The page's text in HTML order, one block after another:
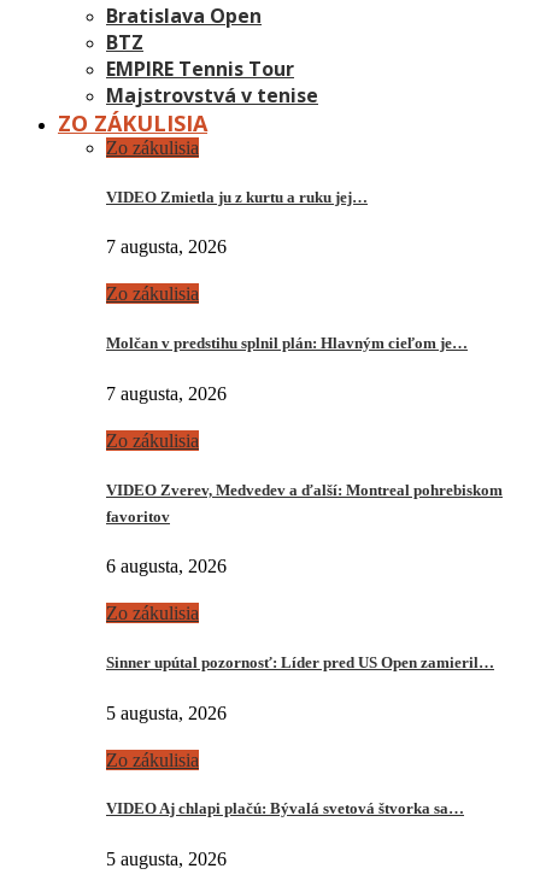
Bratislava Open
BTZ
EMPIRE Tennis Tour
Majstrovstvá v tenise
ZO ZÁKULISIA
Zo zákulisia
VIDEO Zmietla ju z kurtu a ruku jej…
7 augusta, 2026
Zo zákulisia
Molčan v predstihu splnil plán: Hlavným cieľom je…
7 augusta, 2026
Zo zákulisia
VIDEO Zverev, Medvedev a ďalší: Montreal pohrebiskom
favoritov
6 augusta, 2026
Zo zákulisia
Sinner upútal pozornosť: Líder pred US Open zamieril…
5 augusta, 2026
Zo zákulisia
VIDEO Aj chlapi plačú: Bývalá svetová štvorka sa…
5 augusta, 2026